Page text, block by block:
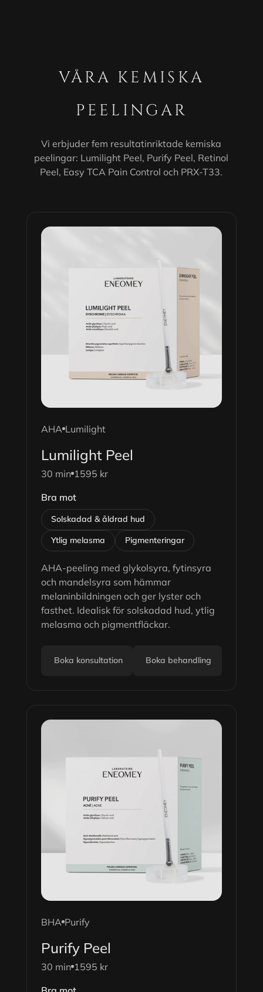
VÅRA KEMISKA
PEELINGAR
Vi erbjuder fem resultatinriktade kemiska
peelingar: Lumilight Peel, Purify Peel, Retinol
Peel, Easy TCA Pain Control och PRX-T33.
AHA Lumilight
Lumilight Peel
30 min 1595 kr
Bra mot
Solskadad & åldrad hud
Ytlig melasma
Pigmenteringar
AHA-peeling med glykolsyra, fytinsyra
och mandelsyra som hämmar
melaninbildningen och ger lyster och
fasthet. Idealisk för solskadad hud, ytlig
melasma och pigmentfläckar.
Boka konsultation Boka behandling
BHA Purify
Purify Peel
30 min 1595 kr